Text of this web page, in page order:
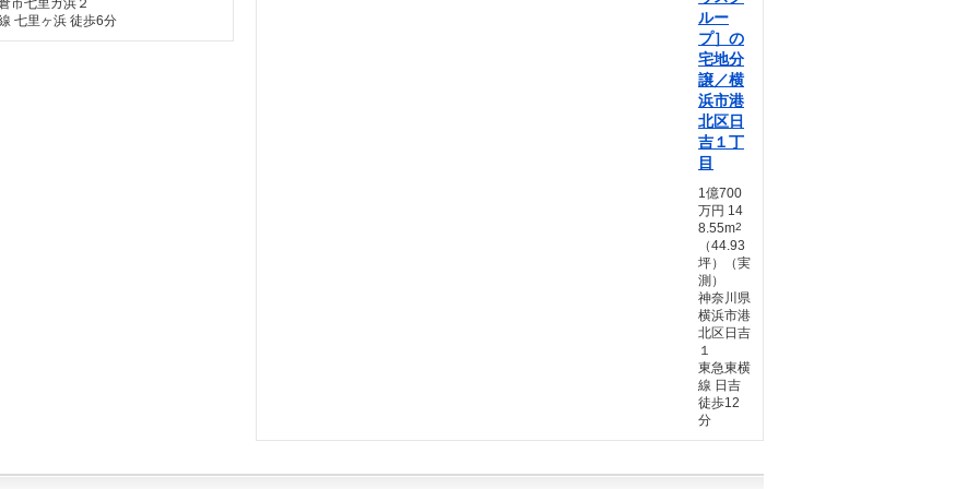
市七里ガ浜２
七里ヶ浜 徒歩6分
ルー
プ］の
宅地分
譲／横
浜市港
北区日
吉１丁
目
1億700
万円 14
8.55m2
（44.93
坪）（実
測）
神奈川県
横浜市港
北区日吉
１
東急東横
線 日吉
徒歩12
分